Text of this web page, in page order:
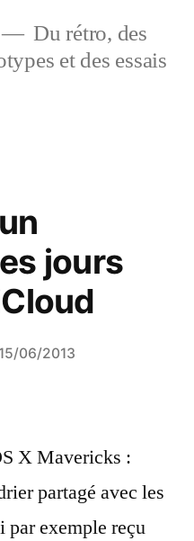
Du rétro, des
et des essais
jours
15/06/2013
X Mavericks :
partagé avec les
par exemple reçu